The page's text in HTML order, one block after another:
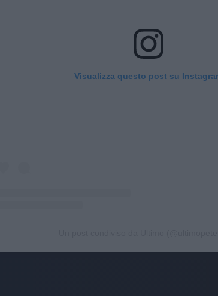
Visualizza questo post su